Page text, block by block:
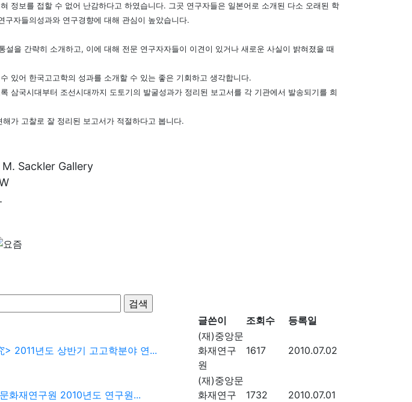
정보를 접할 수 없어 난감하다고 하였습니다. 그곳 연구자들은 일본어로 소개된 다소 오래된 학
자들의성과와 연구경향에 대해 관심이 높았습니다.
설을 간략히 소개하고, 이에 대해 전문 연구자자들이 이견이 있거나 새로운 사실이 밝혀졌을 때
있어 한국고고학의 성과를 소개할 수 있는 좋은 기회하고 생각합니다.
삼국시대부터 조선시대까지 도토기의 발굴성과가 정리된 보고서를 각 기관에서 발송되기를 희
가 고찰로 잘 정리된 보고서가 적절하다고 봅니다.
Sackler Gallery
글쓴이 조회수 등록일
> 2011년도 상반기 고고학분야 연...
(재)중앙문
화재연구
원
1617 2010.07.02
화재연구원 2010년도 연구원...
(재)중앙문
화재연구
1732 2010.07.01